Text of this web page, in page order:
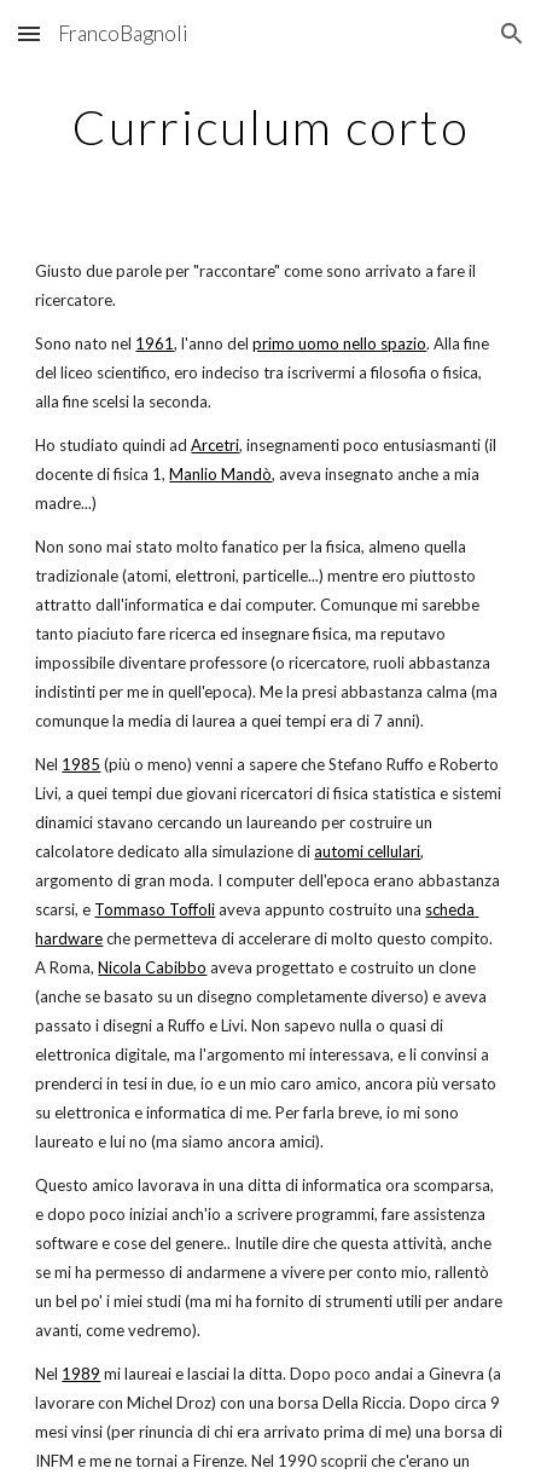
Skip to main content Skip to navigation
FrancoBagnoli
Curriculum corto
Giusto due parole per "raccontare" come sono arrivato a fare il
ricercatore.
Sono nato nel 1961, l'anno del primo uomo nello spazio. Alla fine
del liceo scientifico, ero indeciso tra iscrivermi a filosofia o fisica,
alla fine scelsi la seconda.
Ho studiato quindi ad Arcetri, insegnamenti poco entusiasmanti (il
docente di fisica 1, Manlio Mandò, aveva insegnato anche a mia
madre...)
Non sono mai stato molto fanatico per la fisica, almeno quella
tradizionale (atomi, elettroni, particelle...) mentre ero piuttosto
attratto dall'informatica e dai computer. Comunque mi sarebbe
tanto piaciuto fare ricerca ed insegnare fisica, ma reputavo
impossibile diventare professore (o ricercatore, ruoli abbastanza
indistinti per me in quell'epoca). Me la presi abbastanza calma (ma
comunque la media di laurea a quei tempi era di 7 anni).
Nel 1985 (più o meno) venni a sapere che Stefano Ruffo e Roberto
Livi, a quei tempi due giovani ricercatori di fisica statistica e sistemi
dinamici stavano cercando un laureando per costruire un
calcolatore dedicato alla simulazione di automi cellulari,
argomento di gran moda. I computer dell'epoca erano abbastanza
scarsi, e Tommaso Toffoli aveva appunto costruito una scheda
hardware che permetteva di accelerare di molto questo compito.
A Roma, Nicola Cabibbo aveva progettato e costruito un clone
(anche se basato su un disegno completamente diverso) e aveva
passato i disegni a Ruffo e Livi. Non sapevo nulla o quasi di
elettronica digitale, ma l'argomento mi interessava, e li convinsi a
prenderci in tesi in due, io e un mio caro amico, ancora più versato
su elettronica e informatica di me. Per farla breve, io mi sono
laureato e lui no (ma siamo ancora amici).
Questo amico lavorava in una ditta di informatica ora scomparsa,
e dopo poco iniziai anch'io a scrivere programmi, fare assistenza
software e cose del genere.. Inutile dire che questa attività, anche
se mi ha permesso di andarmene a vivere per conto mio, rallentò
un bel po' i miei studi (ma mi ha fornito di strumenti utili per andare
avanti, come vedremo).
Nel 1989 mi laureai e lasciai la ditta. Dopo poco andai a Ginevra (a
lavorare con Michel Droz) con una borsa Della Riccia. Dopo circa 9
mesi vinsi (per rinuncia di chi era arrivato prima di me) una borsa di
INFM e me ne tornai a Firenze. Nel 1990 scoprii che c'erano un